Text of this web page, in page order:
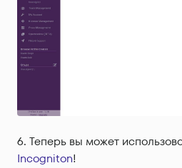
Теперь вы может
Incogniton!